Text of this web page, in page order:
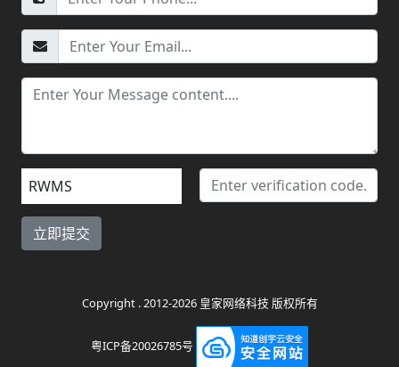
RWMS
Copyright . 2012-2026 皇家网络科技 版权所有
粤ICP备20026785号